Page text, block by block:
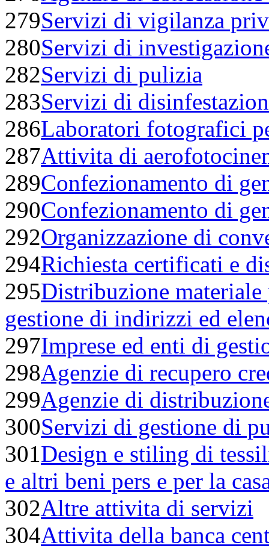
279Servizi di vigilanza
280Servizi di
282Servizi di pulizia
283Servizi di
286Laboratori fotografici
287Attivita di
289Confezionamento di
290Confezionamento di
292Organizzazione di
294Richiesta certificati e
295Distribuzione
gestione di indirizzi ed
297Imprese ed enti di
298Agenzie di recupero
299Agenzie di
300Servizi di gestione di
301Design e stiling di
e altri beni pers e per la
302Altre attivita di servizi
304Attivita della banca